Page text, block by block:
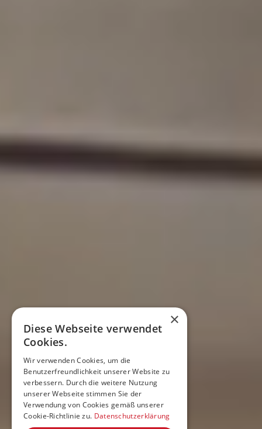
×
Diese Webseite verwendet
Cookies.
Wir verwenden Cookies, um die
Benutzerfreundlichkeit unserer Website zu
verbessern. Durch die weitere Nutzung
unserer Webseite stimmen Sie der
Verwendung von Cookies gemäß unserer
Cookie-Richtlinie zu. Datenschutzerklärung